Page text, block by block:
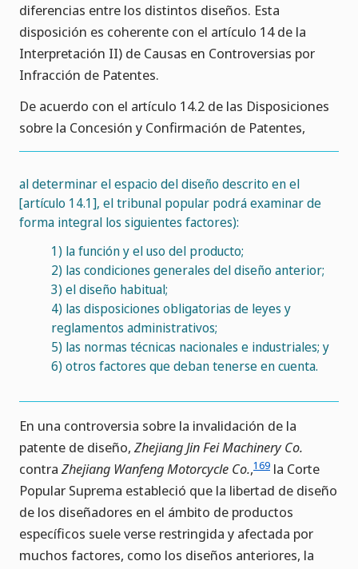
diferencias entre los distintos diseños. Esta
disposición es coherente con el artículo 14 de la
Interpretación II) de Causas en Controversias por
Infracción de Patentes.
De acuerdo con el artículo 14.2 de las Disposiciones
sobre la Concesión y Confirmación de Patentes,
al determinar el espacio del diseño descrito en el
[artículo 14.1], el tribunal popular podrá examinar de
forma integral los siguientes factores):
1) la función y el uso del producto;
2) las condiciones generales del diseño anterior;
3) el diseño habitual;
4) las disposiciones obligatorias de leyes y
reglamentos administrativos;
5) las normas técnicas nacionales e industriales; y
6) otros factores que deban tenerse en cuenta.
En una controversia sobre la invalidación de la
patente de diseño, Zhejiang Jin Fei Machinery Co.
contra Zhejiang Wanfeng Motorcycle Co.,169 la Corte
Popular Suprema estableció que la libertad de diseño
de los diseñadores en el ámbito de productos
específicos suele verse restringida y afectada por
muchos factores, como los diseños anteriores, la